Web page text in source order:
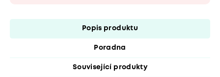
Popis produktu
Poradna
Související produkty